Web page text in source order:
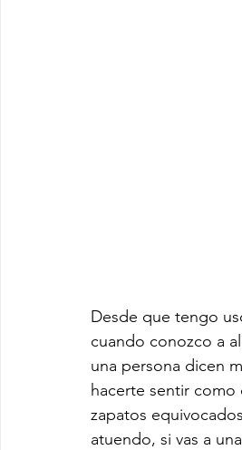
Desde que tengo
cuando conozco a
una persona dicen
hacerte sentir
zapatos
atuendo, si vas a